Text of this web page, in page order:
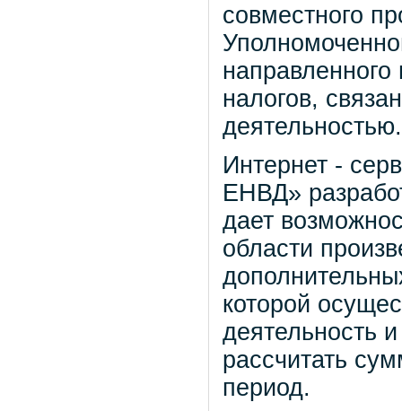
совместного
налогов,
деятельностью.
Интернет -
ЕНВД»
дает
области
которой
деятельность
рассчитать
период.